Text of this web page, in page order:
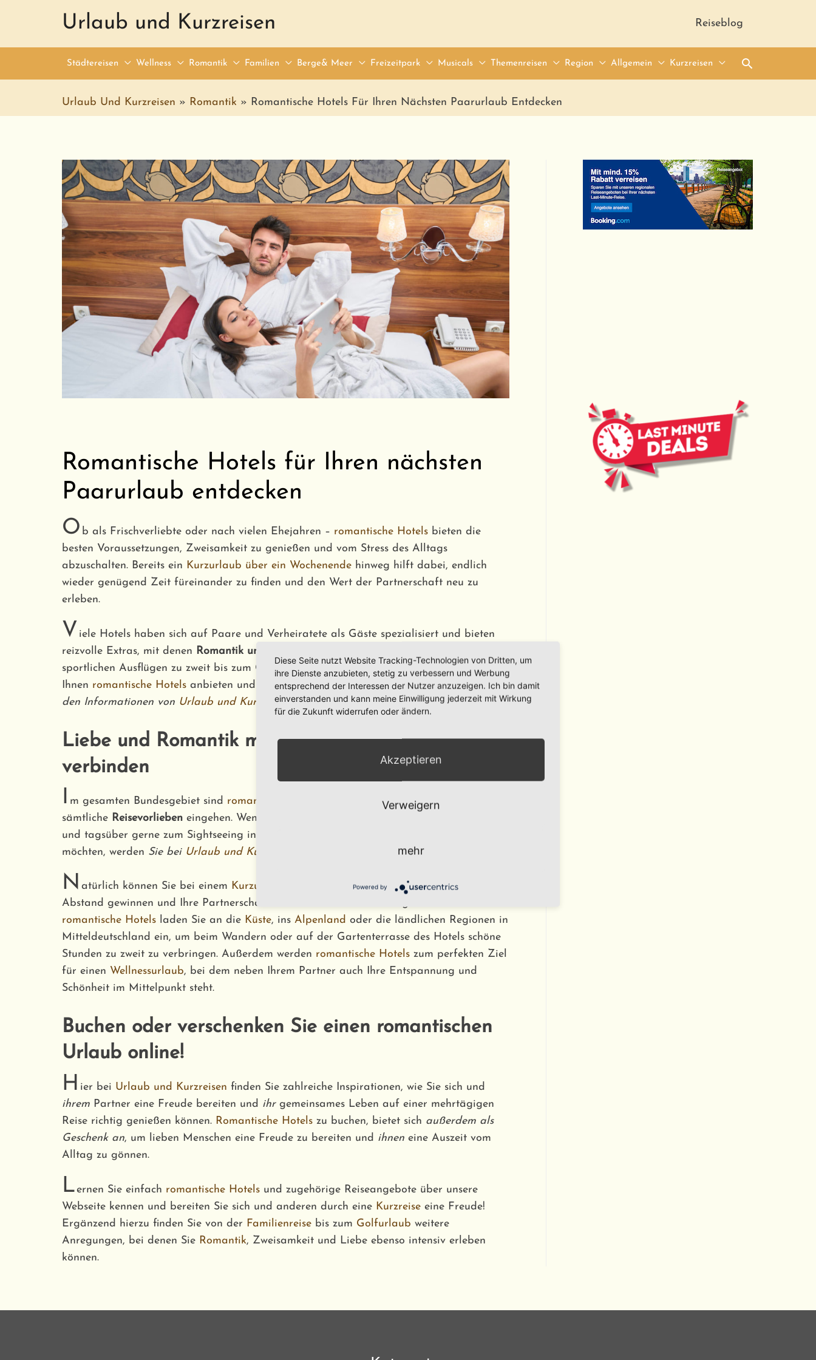
Urlaub und Kurzreisen Reiseblog
Städtereisen Wellness Romantik Familien Berge& Meer Freizeitpark Musicals Themenreisen Region Allgemein Kurzreisen Suche
Urlaub Und Kurzreisen » Romantik » Romantische Hotels Für Ihren Nächsten Paarurlaub Entdecken
Romantische Hotels für Ihren nächsten
Paarurlaub entdecken
O b als Frischverliebte oder nach vielen Ehejahren – romantische Hotelsbieten die
besten Voraussetzungen, Zweisamkeit zu genießen und vom Stress des Alltags
abzuschalten. Bereits ein Kurzurlaub über ein Wochenende hinweg hilft dabei, endlich
wieder genügend Zeit füreinander zu finden und den Wert der Partnerschaft neu zu
erleben.
V iele Hotels haben sich auf Paare und Verheiratete als Gäste spezialisiert und bieten
reizvolle Extras, mit denen Romantik und Liebe in den Mittelpunkt der Reise rücken
sportlichen Ausflügen zu zweit bis zum Candle-Light-Diner reichen die Highlights, die
Ihnen romantische Hotels anbieten und über unsere Webseite entdeckt werden können.Mit
den Informationen von Urlaub und Kurzreisenist Ihnen ein unvergesslicher Urlaub sicher.
Liebe und Romantik mit einer einzigartigen Reise
verbinden
I m gesamten Bundesgebiet sind romantische Hotels
zu finden, die mit ihrer Lage auf
sämtliche Reisevorlieben eingehen. Wenn Sie und Ihr Partner
und tagsüber gerne zum Sightseeing in den größten Metropolen des Landes aufbrechen
möchten, werden Sie bei Urlaub und Kurzreisen
N atürlich können Sie bei einem Kurzurlaub
auch bewusst vom Trubel des Stadtlebens
Abstand gewinnen und Ihre Partnerschaft inmitten
romantische Hotels laden Sie an die Küste, ins Alpenland oder die ländlichen Regionen in
Mitteldeutschland ein, um beim Wandern oder auf der Gartenterrasse des Hotels schöne
Stunden zu zweit zu verbringen. Außerdem werden romantische Hotels zum perfekten Ziel
für einen Wellnessurlaub, bei dem neben Ihrem Partner auch Ihre Entspannung und
Schönheit im Mittelpunkt steht.
Buchen oder verschenken Sie einen romantischen
Urlaub online!
H ier bei Urlaub und Kurzreisen finden Sie zahlreiche Inspirationen, wie Sie sich und
ihrem Partner eine Freude bereiten und ihrgemeinsames Leben auf einer mehrtägigen
Reise richtig genießen können. Romantische Hotels zu buchen, bietet sich außerdem als
Geschenk an, um lieben Menschen eine Freude zu bereiten und ihnen eine Auszeit vom
Alltag zu gönnen.
Lernen Sie einfach romantische Hotels und zugehörige Reiseangebote über unsere
Webseite kennen und bereiten Sie sich und anderen durch eine Kurzreise eine Freude!
Ergänzend hierzu finden Sie von der Familienreise bis zum Golfurlaub weitere
Anregungen, bei denen Sie Romantik, Zweisamkeit und Liebe ebenso intensiv erleben
können.
Diese Seite nutzt Website Tracking-Technologien von Dritten, um
ihre Dienste anzubieten, stetig zu verbessern und Werbung
entsprechend der Interessen der Nutzer anzuzeigen. Ich bin damit
einverstanden und kann meine Einwilligung jederzeit mit Wirkung
für die Zukunft widerrufen oder ändern.
Akzeptieren
Verweigern
mehr
Powered by